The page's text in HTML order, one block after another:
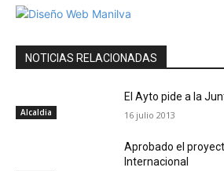
NOTICIAS RELACIONADAS
Alcaldia
El Ayto pide a la
16 julio 2013
Aprobado el
Internacional